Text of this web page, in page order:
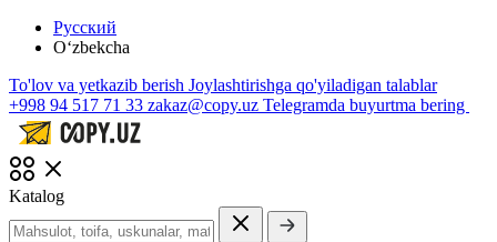
Русский
O‘zbekcha
To'lov va yetkazib berish Joylashtirishga qo'yiladigan talablar
+998 94 517 71 33 zakaz@copy.uz Telegramda buyurtma bering
Katalog